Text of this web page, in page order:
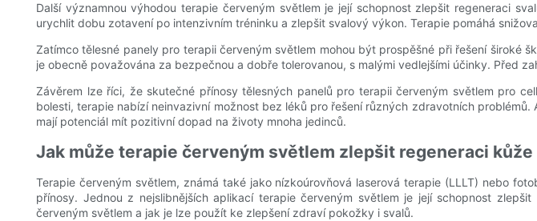
Další významnou výhodou terapie červeným světlem je její schopnost zlepšit regeneraci
urychlit dobu zotavení po intenzivním tréninku a zlepšit svalový výkon. Terapie pomáhá
Zatímco tělesné panely pro terapii červeným světlem mohou být prospěšné při řešení široké
je obecně považována za bezpečnou a dobře tolerovanou, s malými vedlejšími účinky. Před
Závěrem lze říci, že skutečné přínosy tělesných panelů pro terapii červeným světlem pro
bolesti, terapie nabízí neinvazivní možnost bez léků pro řešení různých zdravotních
mají potenciál mít pozitivní dopad na životy mnoha jedinců.
Jak může terapie červeným světlem zlepšit regeneraci kůže
Terapie červeným světlem, známá také jako nízkoúrovňová laserová terapie (LLLT) nebo
přínosy. Jednou z nejslibnějších aplikací terapie červeným světlem je její schopnost
červeným světlem a jak je lze použít ke zlepšení zdraví pokožky i svalů.